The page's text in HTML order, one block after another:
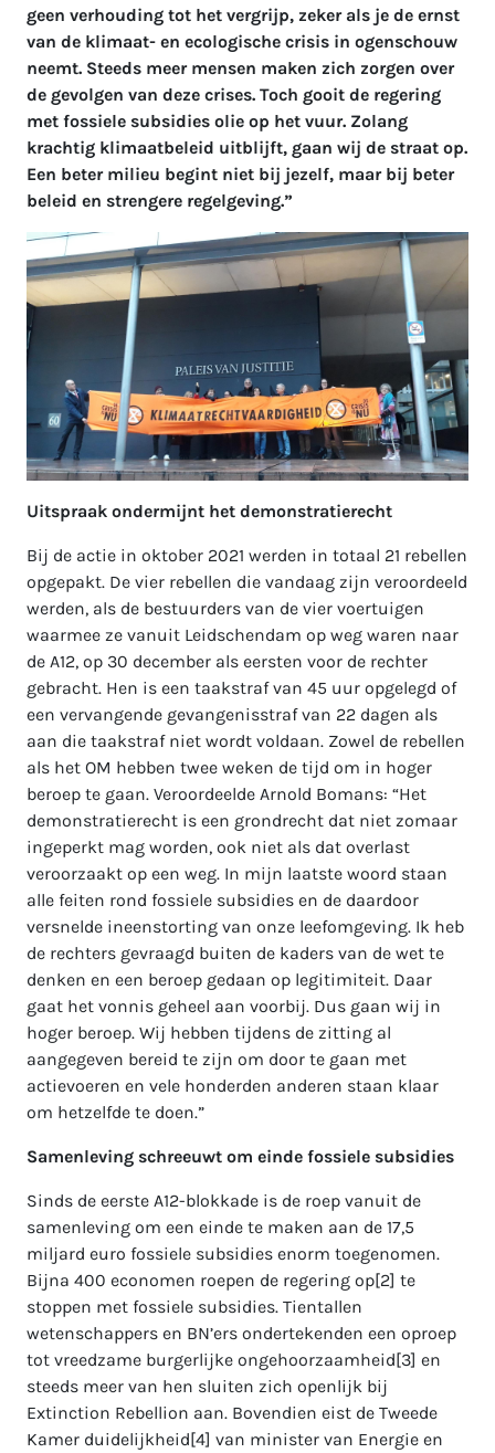
geen verhouding tot het vergrijp, zeker als je de ernst
van de klimaat- en ecologische crisis in ogenschouw
neemt. Steeds meer mensen maken zich zorgen over
de gevolgen van deze crises. Toch gooit de regering
met fossiele subsidies olie op het vuur. Zolang
krachtig klimaatbeleid uitblijft, gaan wij de straat op.
Een beter milieu begint niet bij jezelf, maar bij beter
beleid en strengere regelgeving.”
Uitspraak ondermijnt het demonstratierecht
Bij de actie in oktober 2021 werden in totaal 21 rebellen
opgepakt. De vier rebellen die vandaag zijn veroordeeld
werden, als de bestuurders van de vier voertuigen
waarmee ze vanuit Leidschendam op weg waren naar
de A12, op 30 december als eersten voor de rechter
gebracht. Hen is een taakstraf van 45 uur opgelegd of
een vervangende gevangenisstraf van 22 dagen als
aan die taakstraf niet wordt voldaan. Zowel de rebellen
als het OM hebben twee weken de tijd om in hoger
beroep te gaan. Veroordeelde Arnold Bomans: “Het
demonstratierecht is een grondrecht dat niet zomaar
ingeperkt mag worden, ook niet als dat overlast
veroorzaakt op een weg. In mijn laatste woord staan
alle feiten rond fossiele subsidies en de daardoor
versnelde ineenstorting van onze leefomgeving. Ik heb
de rechters gevraagd buiten de kaders van de wet te
denken en een beroep gedaan op legitimiteit. Daar
gaat het vonnis geheel aan voorbij. Dus gaan wij in
hoger beroep. Wij hebben tijdens de zitting al
aangegeven bereid te zijn om door te gaan met
actievoeren en vele honderden anderen staan klaar
om hetzelfde te doen.”
Samenleving schreeuwt om einde fossiele subsidies
Sinds de eerste A12-blokkade is de roep vanuit de
samenleving om een einde te maken aan de 17,5
miljard euro fossiele subsidies enorm toegenomen.
Bijna 400 economen roepen de regering op[2] te
stoppen met fossiele subsidies. Tientallen
wetenschappers en BN’ers ondertekenden een oproep
tot vreedzame burgerlijke ongehoorzaamheid[3] en
steeds meer van hen sluiten zich openlijk bij
Extinction Rebellion aan. Bovendien eist de Tweede
Kamer duidelijkheid[4] van minister van Energie en